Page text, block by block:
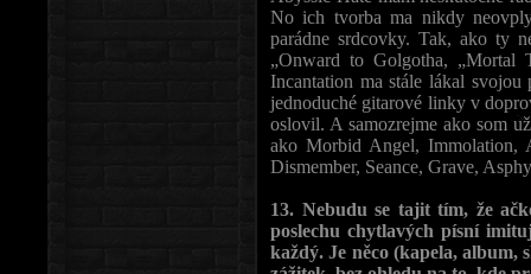
No ich tvorba ma nikdy
parádne srdcovky. Tak, ako ty
„Onward to Golgotha, „Mortal
Incantation ma stále lákal
jednoduché gitarové linky v
oslovil. A samozrejme ako som
ako Morbid Angel, Immolation,
Dismember, Seance, Grave,
13. Nebudu se tajit tím, že
poslechu chytlavých písní
každý. Je něco (kapela,